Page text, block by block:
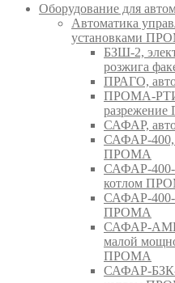
Оборудование для
Автоматика
установками
БЗШ-2,
розжига
ПРАГО,
ПРОМА-РТИ-
САФАР,
САФАР-400,
ПРОМА
САФАР-
котлом
САФАР-400-
ПРОМА
САФАР-АМК-
малой
ПРОМА
САФАР-